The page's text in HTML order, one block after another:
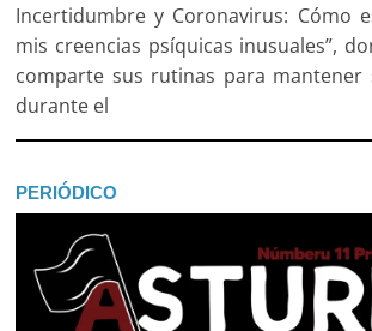
Incertidumbre y Coronavirus: Cómo
mis creencias psíquicas inusuales”,
comparte sus rutinas para mantener
durante el
PERIÓDICO